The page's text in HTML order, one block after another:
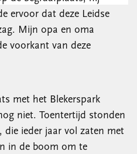
ervoor dat deze Leidse
Mijn opa en oma
voorkant van deze
met het Blekerspark
niet. Toentertijd stonden
die ieder jaar vol zaten met
in de boom om te